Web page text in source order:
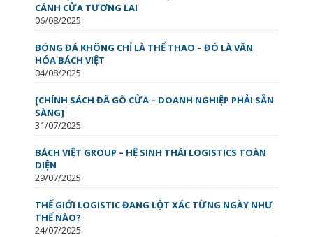
CÁNH CỬA TƯƠNG LAI
06/08/2025
BÓNG ĐÁ KHÔNG CHỈ LÀ THỂ THAO – ĐÓ LÀ VĂN
HÓA BÁCH VIỆT
04/08/2025
[CHÍNH SÁCH ĐÃ GÕ CỬA – DOANH NGHIỆP PHẢI SẴN
SÀNG]
31/07/2025
BÁCH VIỆT GROUP – HỆ SINH THÁI LOGISTICS TOÀN
DIỆN
29/07/2025
THẾ GIỚI LOGISTIC ĐANG LỘT XÁC TỪNG NGÀY NHƯ
THẾ NÀO?
24/07/2025